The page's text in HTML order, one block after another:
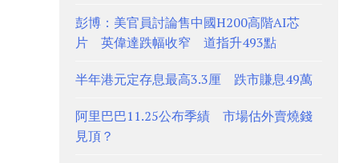
彭博：美官員討論售中國H200高階AI芯
片 英偉達跌幅收窄 道指升493點
半年港元定存息最高3.3厘 跌市賺息49萬
阿里巴巴11.25公布季績 市場估外賣燒錢
見頂？